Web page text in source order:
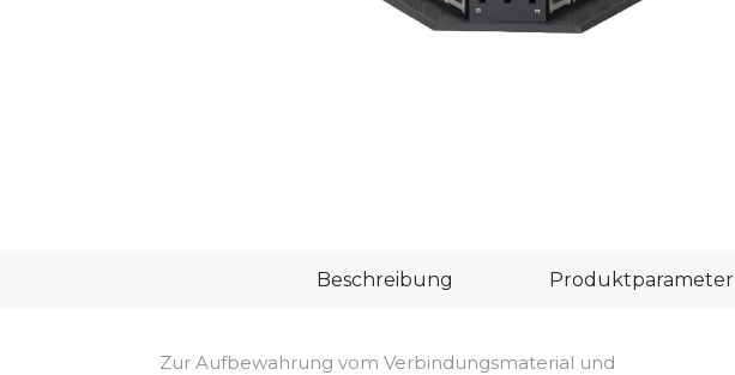
Beschreibung Produktparameter
Zur Aufbewahrung vom Verbindungsmaterial und